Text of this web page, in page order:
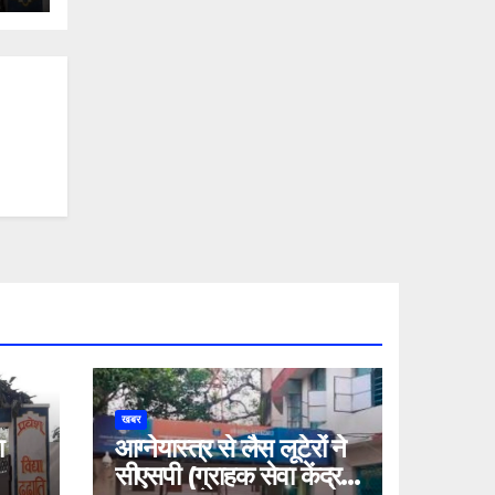
खबर
आग्नेयास्त्र से लैस लूटेरों ने
सीएसपी (ग्राहक सेवा केंद्र)